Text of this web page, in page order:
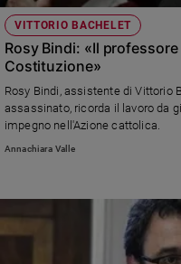
VITTORIO BACHELET
Rosy Bindi: «Il
Costituzione»
Rosy Bindi, assistente di Vittorio
assassinato, ricorda il lavoro da
impegno nell'Azione cattolica.
Annachiara Valle